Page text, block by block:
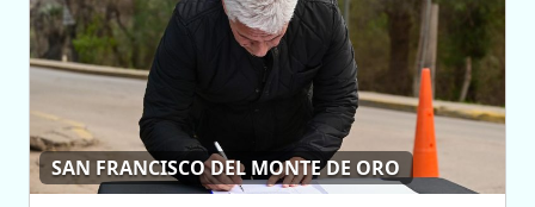
SAN FRANCISCO DEL MONTE DE ORO